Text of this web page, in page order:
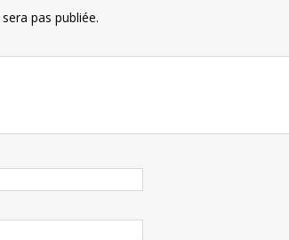
pas publiée.